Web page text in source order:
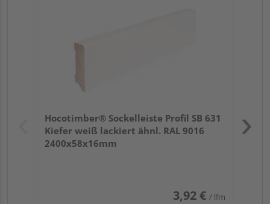
Hocotimber® Sockelleiste Profil SB 631
Kiefer weiß lackiert ähnl. RAL 9016
2400x58x16mm
3,92 € / lfm